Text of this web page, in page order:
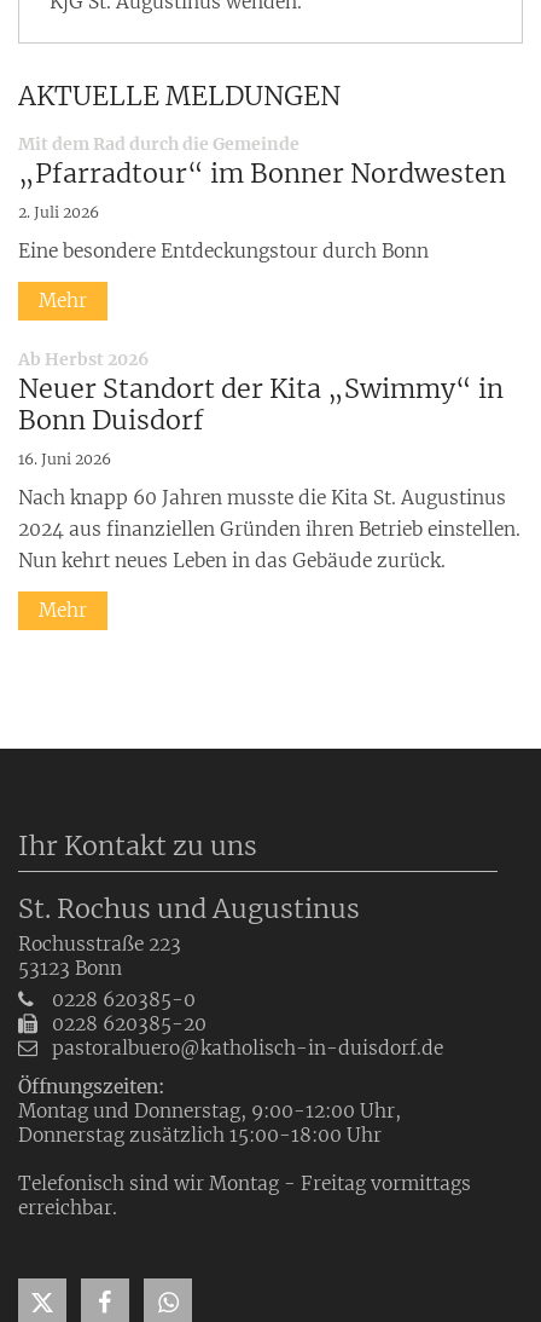
AKTUELLE MELDUNGEN
Mit dem Rad durch die Gemeinde
„Pfarradtour“ im Bonner Nordwesten
2. Juli 2026
Eine besondere Entdeckungstour durch Bonn
Mehr
Ab Herbst 2026:
Neuer Standort der Kita „Swimmy“ in
Bonn Duisdorf
16. Juni 2026
Nach knapp 60 Jahren musste die Kita St. Augustinus
2024 aus finanziellen Gründen ihren Betrieb einstellen.
Nun kehrt neues Leben in das Gebäude zurück.
Mehr
Ihr Kontakt zu uns
St. Rochus und Augustinus
Rochusstraße 223
53123 Bonn
0228 620385-0
0228 620385-20
pastoralbuero@katholisch-in-duisdorf.de
Öffnungszeiten:
Montag und Donnerstag, 9:00-12:00 Uhr,
Donnerstag zusätzlich 15:00-18:00 Uhr
Telefonisch sind wir Montag - Freitag vormittags
erreichbar.